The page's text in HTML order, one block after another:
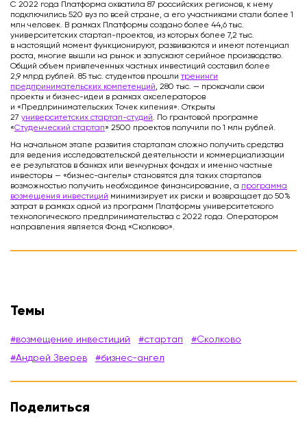
Темы
#возмещение инвестиций #стартап
#Сколково
#Андрей Зверев
#бизнес-ангел
Поделиться
С 2022 года Платформа охватила 87 российских регионов, к нему
подключились 520 вуз по всей стране, а его участниками стали более 1
млн человек. В рамках Платформы создано более 44,6 тыс.
университетских стартап-проектов, из которых более 7,2 тыс.
в настоящий момент функционируют, развиваются и имеют потенциал
роста, многие вышли на рынок и запускают серийное производство.
Общий объем привлеченных частных инвестиций составил более
2,9 млрд рублей. 85 тыс. студентов прошли тренинги
предпринимательских компетенций, 280 тыс. — прокачали свои
проекты и бизнес-идеи в рамках акселераторов
и «Предпринимательских Точек кипения». Открыты
27 университетских стартап-студий. По грантовой программе
«Студенческий стартап» 2500 проектов получили по 1 млн рублей.
На начальном этапе развития стартапам сложно получить средства
для ведения исследовательской деятельности и коммерциализации
ее результатов в банках или венчурных фондах и именно частные
инвесторы — «бизнес-ангелы» становятся для таких стартапов
возможностью получить необходимое финансирование, а программа
возмещения инвестиций минимизирует их риски и возвращает до 50%
затрат в рамках одной из программ Платформы университетского
технологического предпринимательства с 2022 года. Оператором
направления является Фонд «Сколково».